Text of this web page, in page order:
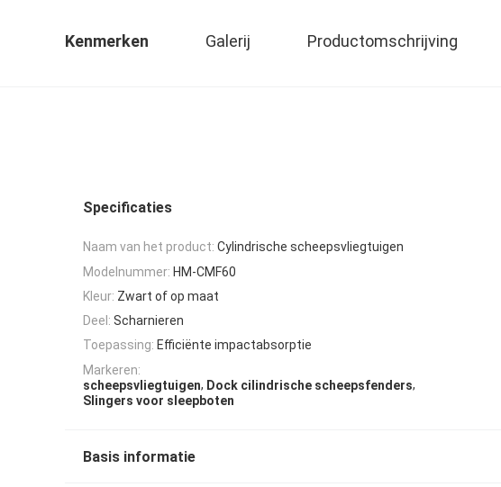
Kenmerken Galerij Productomschrijving
Specificaties
Naam van het product: Cylindrische scheepsvliegtuigen
Modelnummer: HM-CMF60
Kleur: Zwart of op maat
Deel: Scharnieren
Toepassing: Efficiënte impactabsorptie
Markeren:
scheepsvliegtuigen, Dock cilindrische scheepsfenders,
Slingers voor sleepboten
Basis informatie